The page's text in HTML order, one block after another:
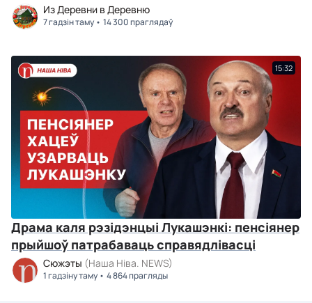
Из Деревни в Деревню
7 гадзін таму 14 300 праглядаў
15:32
Драма каля рэзідэнцыі Лукашэнкі: пенсіянер
прыйшоў патрабаваць справядлівасці
Сюжэты (Наша Ніва. NEWS)
1 гадзіну таму 4 864 прагляды